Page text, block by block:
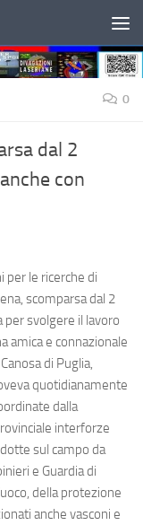
0
dal 2
con
per le ricerche di
scomparsa dal 2
per svolgere il lavoro
amica e connazionale
di Puglia,
quotidianamente
dalla
interforze
sul campo da
e Guardia di
della protezione
anche vasconi e